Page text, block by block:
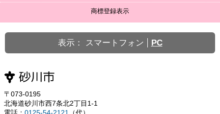
商標登録表示
表示： スマートフォン PC
〒073-0195
北海道砂川市西7条北2丁目1-1